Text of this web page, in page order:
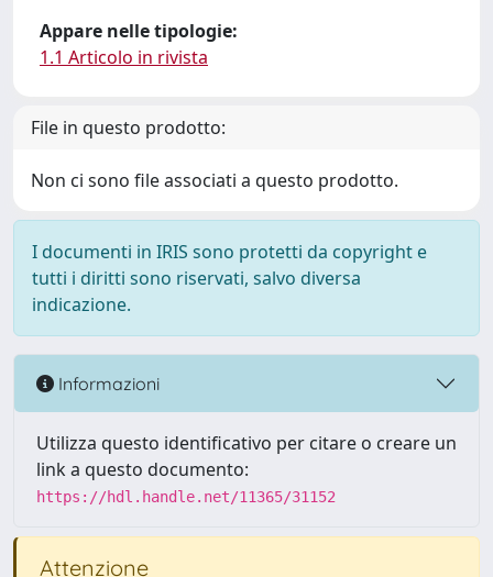
Appare nelle tipologie:
1.1 Articolo in rivista
File in questo prodotto:
Non ci sono file associati a questo prodotto.
I documenti in IRIS sono protetti da copyright e
tutti i diritti sono riservati, salvo diversa
indicazione.
Informazioni
Utilizza questo identificativo per citare o creare un
link a questo documento:
https://hdl.handle.net/11365/31152
Attenzione